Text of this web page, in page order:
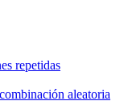
repetidas
aleatoria